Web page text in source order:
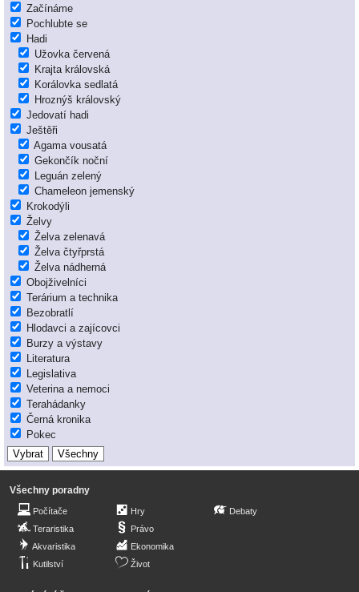
Začínáme
Pochlubte se
Hadi
Užovka červená
Krajta královská
Korálovka sedlatá
Hroznýš královský
Jedovatí hadi
Ještěři
Agama vousatá
Gekončík noční
Leguán zelený
Chameleon jemenský
Krokodýli
Želvy
Želva zelenavá
Želva čtyřprstá
Želva nádherná
Obojživelníci
Terárium a technika
Bezobratlí
Hlodavci a zajícovci
Burzy a výstavy
Literatura
Legislativa
Veterina a nemoci
Terahádanky
Černá kronika
Pokec
Všechny poradny
Počítače
Teraristika
Akvaristika
Kutilství
Hry
Právo
Ekonomika
Život
Debaty